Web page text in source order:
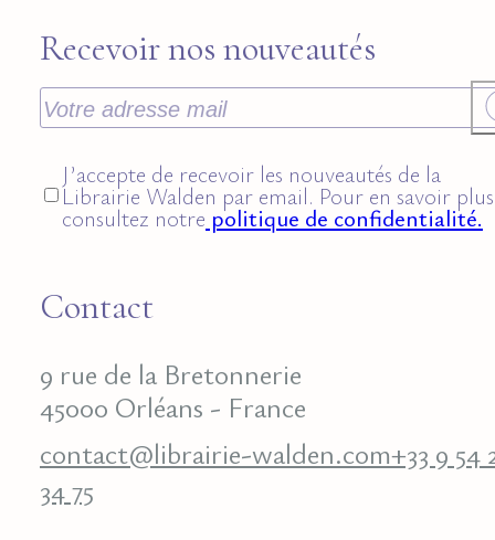
Recevoir nos nouveautés
J’accepte de recevoir les nouveautés de la
Librairie Walden par email. Pour en savoir
consultez notre politique de confidentialité.
Contact
9 rue de la Bretonnerie
45000 Orléans - France
contact@librairie-walden.com+33 9 54
34 75